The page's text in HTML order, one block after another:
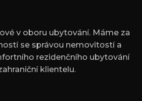
v oboru ubytování. Máme za
se správou nemovitostí a
rezidenčního ubytování
klientelu.